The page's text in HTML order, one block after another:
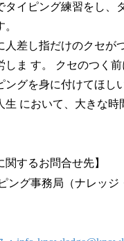
タイピング練習をし、
⼈差し指だけのクセが
しま す。 クセのつく
ングを⾝に付けてほし
⽣ において、⼤きな時
関するお問合せ先】
ング事務局（ナレッジ